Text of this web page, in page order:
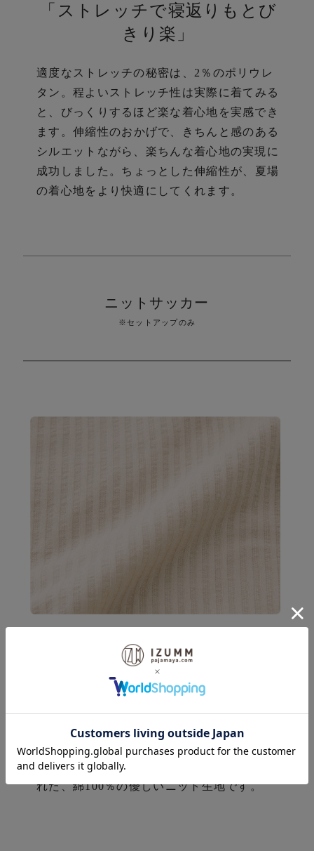
ら
り
♪
「ストレッチで寝返りもとび
きり楽」
適度なストレッチの秘密は、2％のポリウレ
タン。 程よいストレッチ性は実際に着てみる
と、びっくりするほど楽な着心地を実感でき
ます。 伸縮性のおかげで、きちんと感のある
シルエットながら、楽ちんな着心地の実現に
成功しました。 ちょっとした伸縮性が、夏場
の着心地をより快適にしてくれます。
ニットサッカー
※セットアップのみ
「ニット素材ならではの伸縮
性」
触りが素肌にとっても心地いい。表面を凸凹
にすることで肌にベタ付くのを防ぎ、汗をか
いてもさらっと快適。
れた、綿100％の優しいニット生地です。